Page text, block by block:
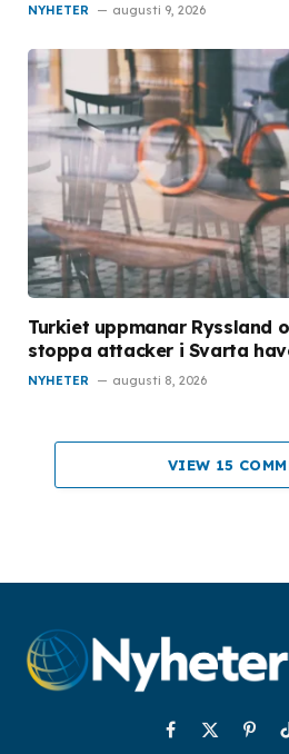
NYHETER augusti 9, 2026
Turkiet uppmanar Ryssland
stoppa attacker i Svarta
NYHETER augusti 8, 2026
VIEW 15
Facebook
X